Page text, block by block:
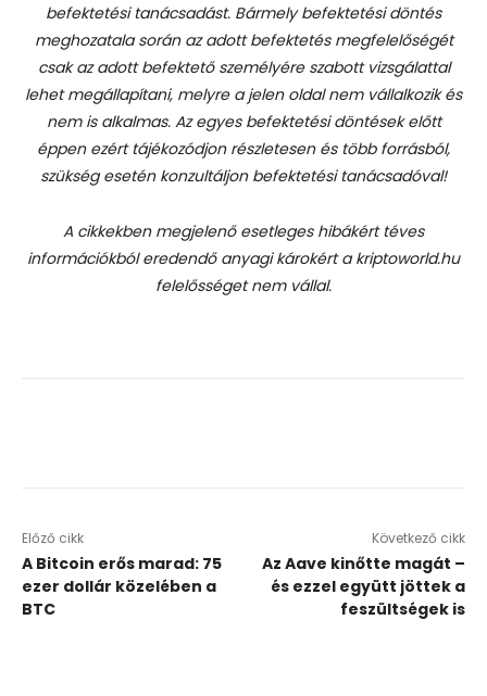
befektetési tanácsadást. Bármely befektetési döntés
meghozatala során az adott befektetés megfelelőségét
csak az adott befektető személyére szabott vizsgálattal
lehet megállapítani, melyre a jelen oldal nem vállalkozik és
nem is alkalmas. Az egyes befektetési döntések előtt
éppen ezért tájékozódjon részletesen és több forrásból,
szükség esetén konzultáljon befektetési tanácsadóval!
A cikkekben megjelenő esetleges hibákért téves
információkból eredendő anyagi károkért a kriptoworld.hu
felelősséget nem vállal.
Előző cikk
A Bitcoin erős marad: 75
ezer dollár közelében a
BTC
Következő cikk
Az Aave kinőtte magát –
és ezzel együtt jöttek a
feszültségek is